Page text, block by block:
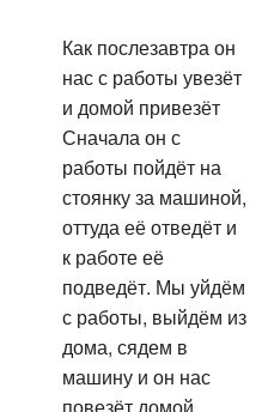
Как послезавтра он
нас с работы увезёт
и домой привезёт
Сначала он с
работы пойдёт на
стоянку за машиной,
оттуда её отведёт и
к работе её
подведёт. Мы уйдём
с работы, выйдём из
дома, сядем в
машину и он нас
повезёт домой.